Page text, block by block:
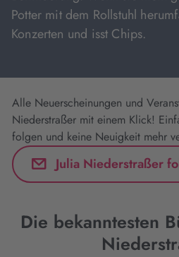
Potter mit dem Rollstuhl
Konzerten und isst Chips.
Alle Neuerscheinungen und
Niederstraßer mit einem Klick!
folgen und keine Neuigkeit mehr
Julia Niederstraßer
Die bekanntesten